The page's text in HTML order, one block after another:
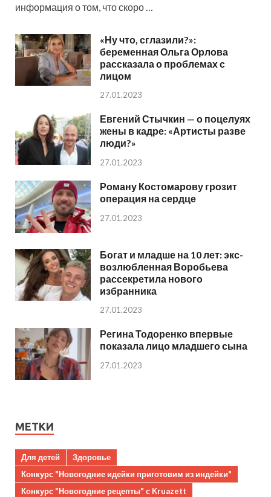
информация о том, что скоро …
«Ну что, сглазили?»:
беременная Ольга Орлова
рассказала о проблемах с
лицом
27.01.2023
Евгений Стычкин — о поцелуях
жены в кадре: «Артисты разве
люди?»
27.01.2023
Роману Костомарову грозит
операция на сердце
27.01.2023
Богат и младше на 10 лет: экс-
возлюбленная Воробьева
рассекретила нового
избранника
27.01.2023
Регина Тодоренко впервые
показала лицо младшего сына
27.01.2023
МЕТКИ
Для детей
Здоровье
Конкурс "Новогодние идейки приготовим из индейки"
Конкурс "Новогодние рецепты" с Kruazett